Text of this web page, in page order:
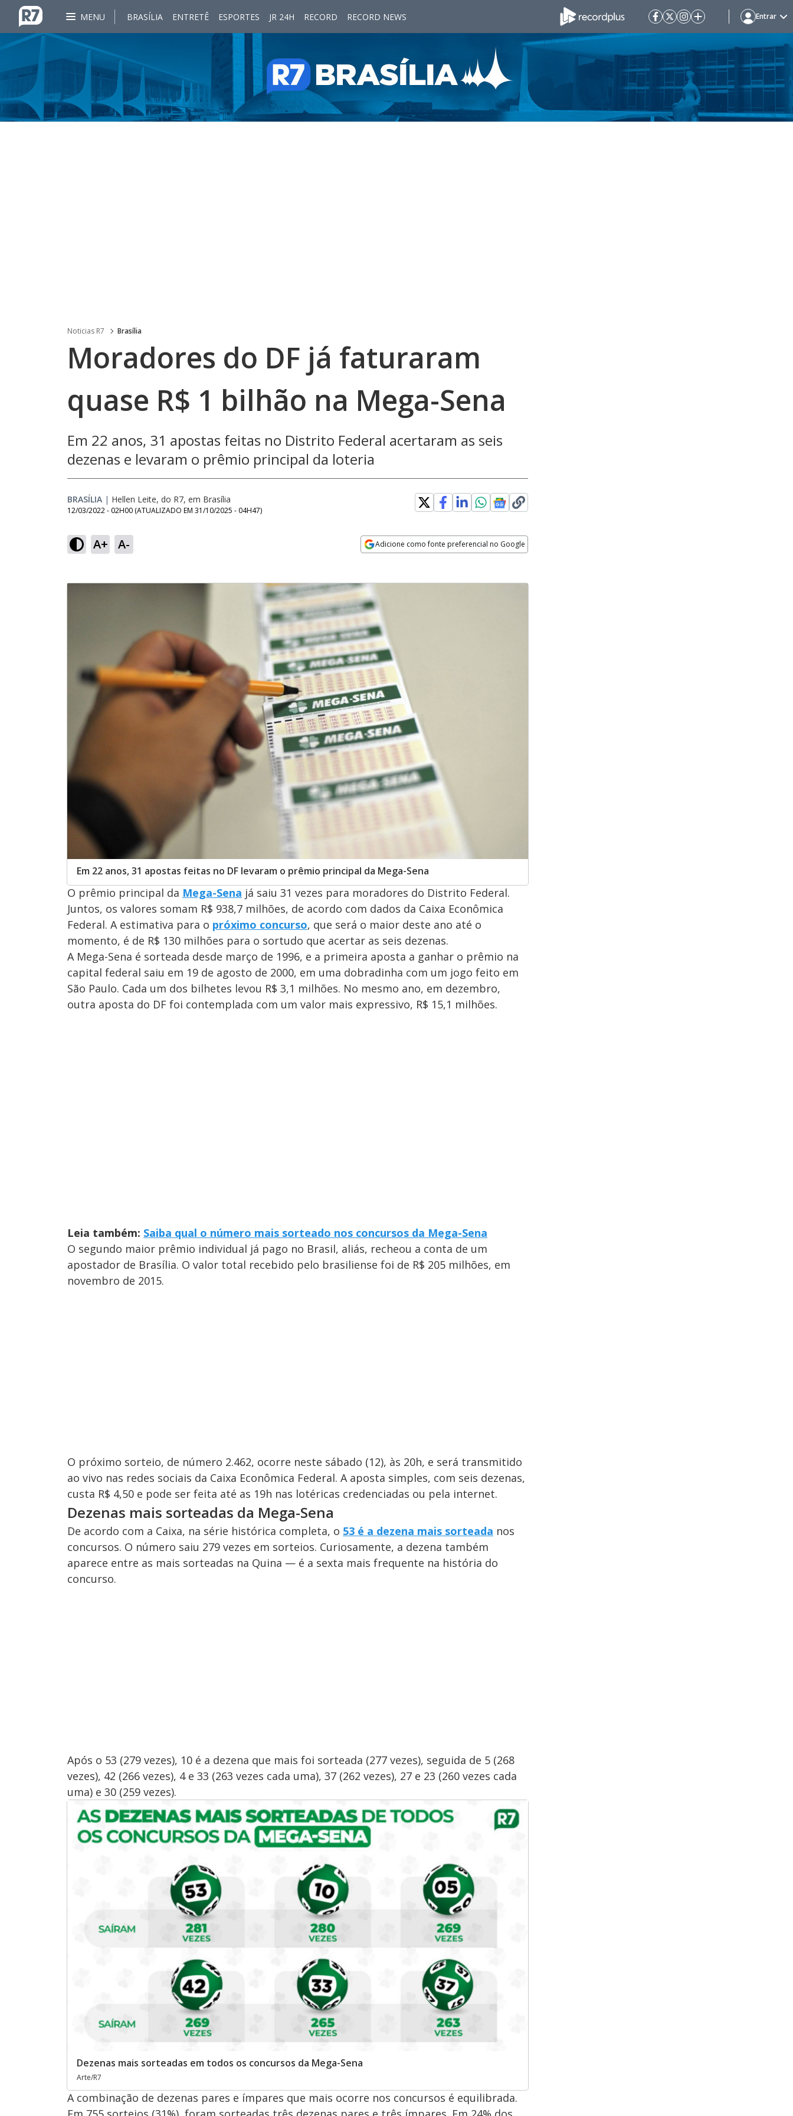
MENU BRASÍLIA ENTRETÊ ESPORTES JR 24H RECORD RECORD NEWS Entrar
Noticias R7 Brasília
Moradores do DF já faturaram
quase R$ 1 bilhão na Mega-Sena
Em 22 anos, 31 apostas feitas no Distrito Federal acertaram as seis
dezenas e levaram o prêmio principal da loteria
BRASÍLIA | Hellen Leite, do R7, em Brasília
12/03/2022 - 02H00 (ATUALIZADO EM 31/10/2025 - 04H47)
A+ A- Adicione como fonte preferencial no Google
Em 22 anos, 31 apostas feitas no DF levaram o prêmio principal da Mega-Sena
O prêmio principal da Mega-Sena já saiu 31 vezes para moradores do Distrito Federal.
Juntos, os valores somam R$ 938,7 milhões, de acordo com dados da Caixa Econômica
Federal. A estimativa para o próximo concurso, que será o maior deste ano até o
momento, é de R$ 130 milhões para o sortudo que acertar as seis dezenas.
A Mega-Sena é sorteada desde março de 1996, e a primeira aposta a ganhar o prêmio na
capital federal saiu em 19 de agosto de 2000, em uma dobradinha com um jogo feito em
São Paulo. Cada um dos bilhetes levou R$ 3,1 milhões. No mesmo ano, em dezembro,
outra aposta do DF foi contemplada com um valor mais expressivo, R$ 15,1 milhões.
Leia também: Saiba qual o número mais sorteado nos concursos da Mega-Sena
O segundo maior prêmio individual já pago no Brasil, aliás, recheou a conta de um
apostador de Brasília. O valor total recebido pelo brasiliense foi de R$ 205 milhões, em
novembro de 2015.
O próximo sorteio, de número 2.462, ocorre neste sábado (12), às 20h, e será transmitido
ao vivo nas redes sociais da Caixa Econômica Federal. A aposta simples, com seis dezenas,
custa R$ 4,50 e pode ser feita até as 19h nas lotéricas credenciadas ou pela internet.
Dezenas mais sorteadas da Mega-Sena
De acordo com a Caixa, na série histórica completa, o 53 é a dezena mais sorteada nos
concursos. O número saiu 279 vezes em sorteios. Curiosamente, a dezena também
aparece entre as mais sorteadas na Quina — é a sexta mais frequente na história do
concurso.
Após o 53 (279 vezes), 10 é a dezena que mais foi sorteada (277 vezes), seguida de 5 (268
vezes), 42 (266 vezes), 4 e 33 (263 vezes cada uma), 37 (262 vezes), 27 e 23 (260 vezes cada
uma) e 30 (259 vezes).
Dezenas mais sorteadas em todos os concursos da Mega-Sena
Arte/R7
A combinação de dezenas pares e ímpares que mais ocorre nos concursos é equilibrada.